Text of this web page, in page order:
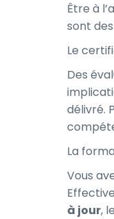
Être à
sont
Le
Des
délivré.
La
Vous
à jour,